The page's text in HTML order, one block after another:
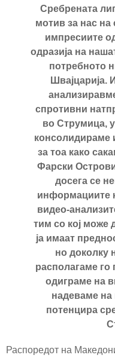
Сребрената
мотив за нас на
импресиите
одразија на
потребното
Швајцарија.
спротивни
во Струмица,
консолидираме
за тоа како
Фарски
досега се
информациите
видео-
тим со кој може
ја имаат
но доколку
располагаме го
одиграме на
надеваме на
потенцира
Распоредот на